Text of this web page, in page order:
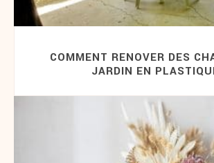
COMMENT RENOVER DES
JARDIN EN